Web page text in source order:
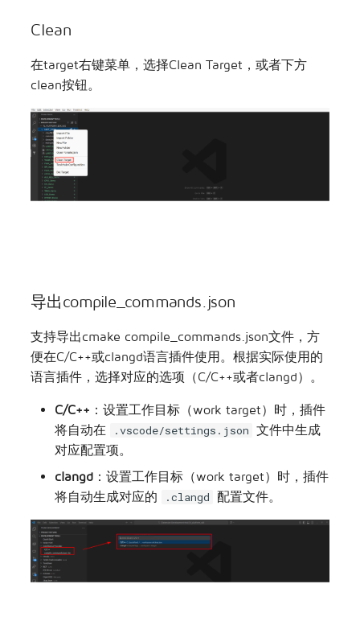
Clean
在target右键菜单，选择Clean Target，或者下方
clean按钮。
导出compile_commands.json
支持导出cmake compile_commands.json文件，方
便在C/C++或clangd语言插件使用。根据实际使用的
语言插件，选择对应的选项（C/C++或者clangd）。
C/C++ ：设置工作目标（work target）时，插件
将自动在
.vscode/settings.json 文件中生成
对应配置项。
clangd ：设置工作目标（work target）时，插件
将自动生成对应的
.clangd 配置文件。